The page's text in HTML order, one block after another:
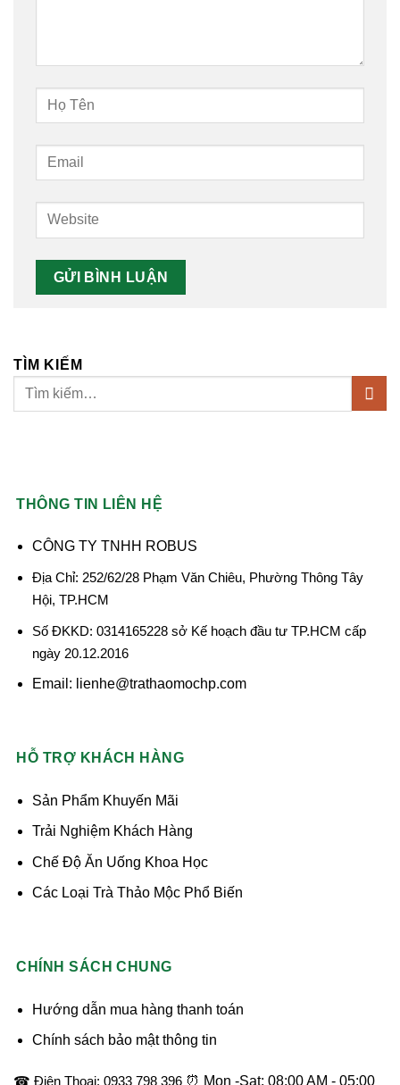
TÌM KIẾM
THÔNG TIN LIÊN HỆ
CÔNG TY TNHH ROBUS
Địa Chỉ: 252/62/28 Phạm Văn Chiêu, Phường Thông Tây
Hội, TP.HCM
Số ĐKKD: 0314165228 sở Kế hoạch đầu tư TP.HCM cấp
ngày 20.12.2016
Email: lienhe@trathaomochp.com
HỖ TRỢ KHÁCH HÀNG
Sản Phẩm Khuyến Mãi
Trải Nghiệm Khách Hàng
Chế Độ Ăn Uống Khoa Học
Các Loại Trà Thảo Mộc Phổ Biến
CHÍNH SÁCH CHUNG
Hướng dẫn mua hàng thanh toán
Chính sách bảo mật thông tin
☎ Điện Thoại: 0933 798 396 ⏰ Mon -Sat: 08:00 AM - 05:00